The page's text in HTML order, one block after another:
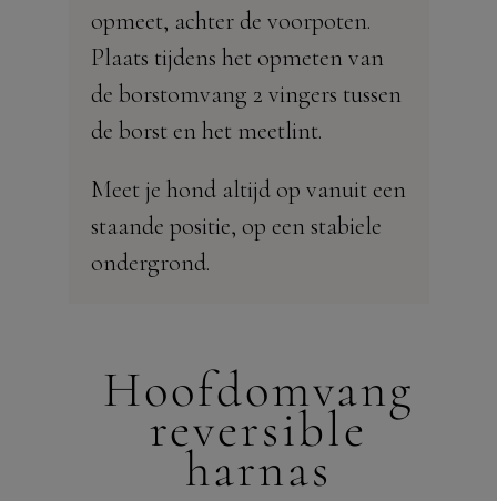
opmeet, achter de voorpoten.
Plaats tijdens het opmeten van
de borstomvang 2 vingers tussen
de borst en het meetlint.
Meet je hond altijd op vanuit een
staande positie, op een stabiele
ondergrond.
Hoofdomvang
reversible
harnas